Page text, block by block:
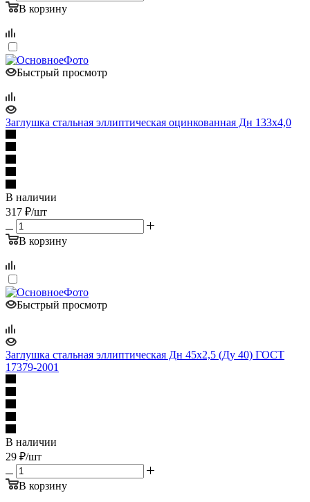
В корзину
Быстрый просмотр
Заглушка стальная эллиптическая оцинкованная Дн 133х4,0
В наличии
317 ₽/шт
В корзину
Быстрый просмотр
Заглушка стальная эллиптическая Дн 45х2,5 (Ду 40) ГОСТ
17379-2001
В наличии
29 ₽/шт
В корзину